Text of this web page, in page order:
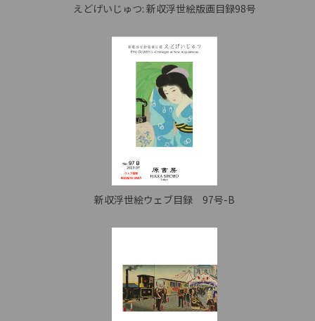
えどげいじゅつ: 新収浮世絵版画目録98号
新収浮世絵ウェブ目録 97号-B